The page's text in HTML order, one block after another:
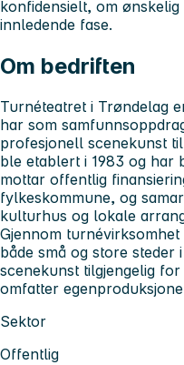
konfidensielt, om
innledende fase.
Om bedriften
Turnéteatret i Trøndelag
har som
profesjonell scenekunst
ble etablert i 1983 og har
mottar offentlig
fylkeskommune, og
kulturhus og lokale
Gjennom
både små og store steder
scenekunst tilgjengelig
omfatter
Sektor
Offentlig